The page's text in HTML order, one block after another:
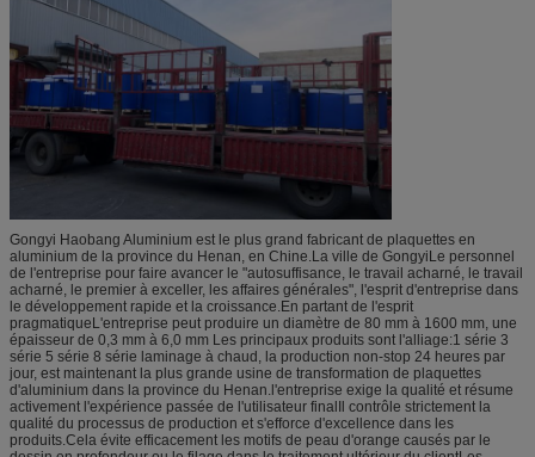
Gongyi Haobang Aluminium est le plus grand fabricant de plaquettes en
aluminium de la province du Henan, en Chine.La ville de GongyiLe personnel
de l'entreprise pour faire avancer le "autosuffisance, le travail acharné, le travail
acharné, le premier à exceller, les affaires générales", l'esprit d'entreprise dans
le développement rapide et la croissance.En partant de l'esprit
pragmatiqueL'entreprise peut produire un diamètre de 80 mm à 1600 mm, une
épaisseur de 0,3 mm à 6,0 mm Les principaux produits sont l'alliage:1 série 3
série 5 série 8 série laminage à chaud, la production non-stop 24 heures par
jour, est maintenant la plus grande usine de transformation de plaquettes
d'aluminium dans la province du Henan.l'entreprise exige la qualité et résume
activement l'expérience passée de l'utilisateur finalIl contrôle strictement la
qualité du processus de production et s'efforce d'excellence dans les
produits.Cela évite efficacement les motifs de peau d'orange causés par le